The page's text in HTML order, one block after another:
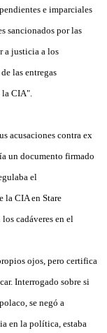
e imparciales
sancionados por las
a justicia a los
las entregas
la CIA".
acusaciones contra ex
un documento firmado
el
la CIA en Stare
cadáveres en el
ojos, pero certifica
Interrogado sobre si
se negó a
en la política, estaba